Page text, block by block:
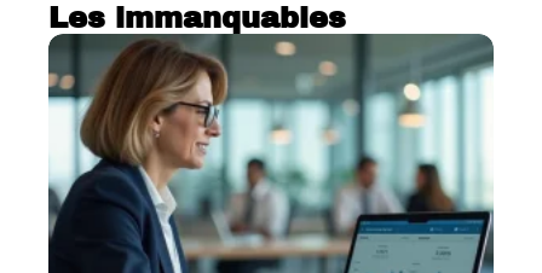
Les immanquables